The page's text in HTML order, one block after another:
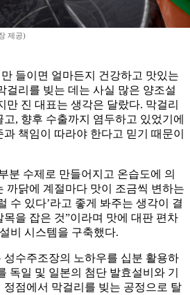
제공)
들이면 얼마든지 건강하고 맛있는
걸리를 빚는 데는 사실 많은 양조설
만 진 대표는 생각은 달랐다. 막걸리
, 향후 수출까지 염두하고 있었기에
책임이 따라야 한다고 믿기 때문이
분 수제로 만들어지고 온습도에 의
까닭에 계절마다 맛이 조금씩 변하는
수 있다’라고 좋게 봐주는 생각이 결
을 잡은 것”이라며 맛에 대판 편차
비 시스템을 구축했다.
성수주조장의 노하우를 십분 활용하
독일 및 일본의 첨단 발효설비와 기
점에서 막걸리를 빚는 공정으로 탈